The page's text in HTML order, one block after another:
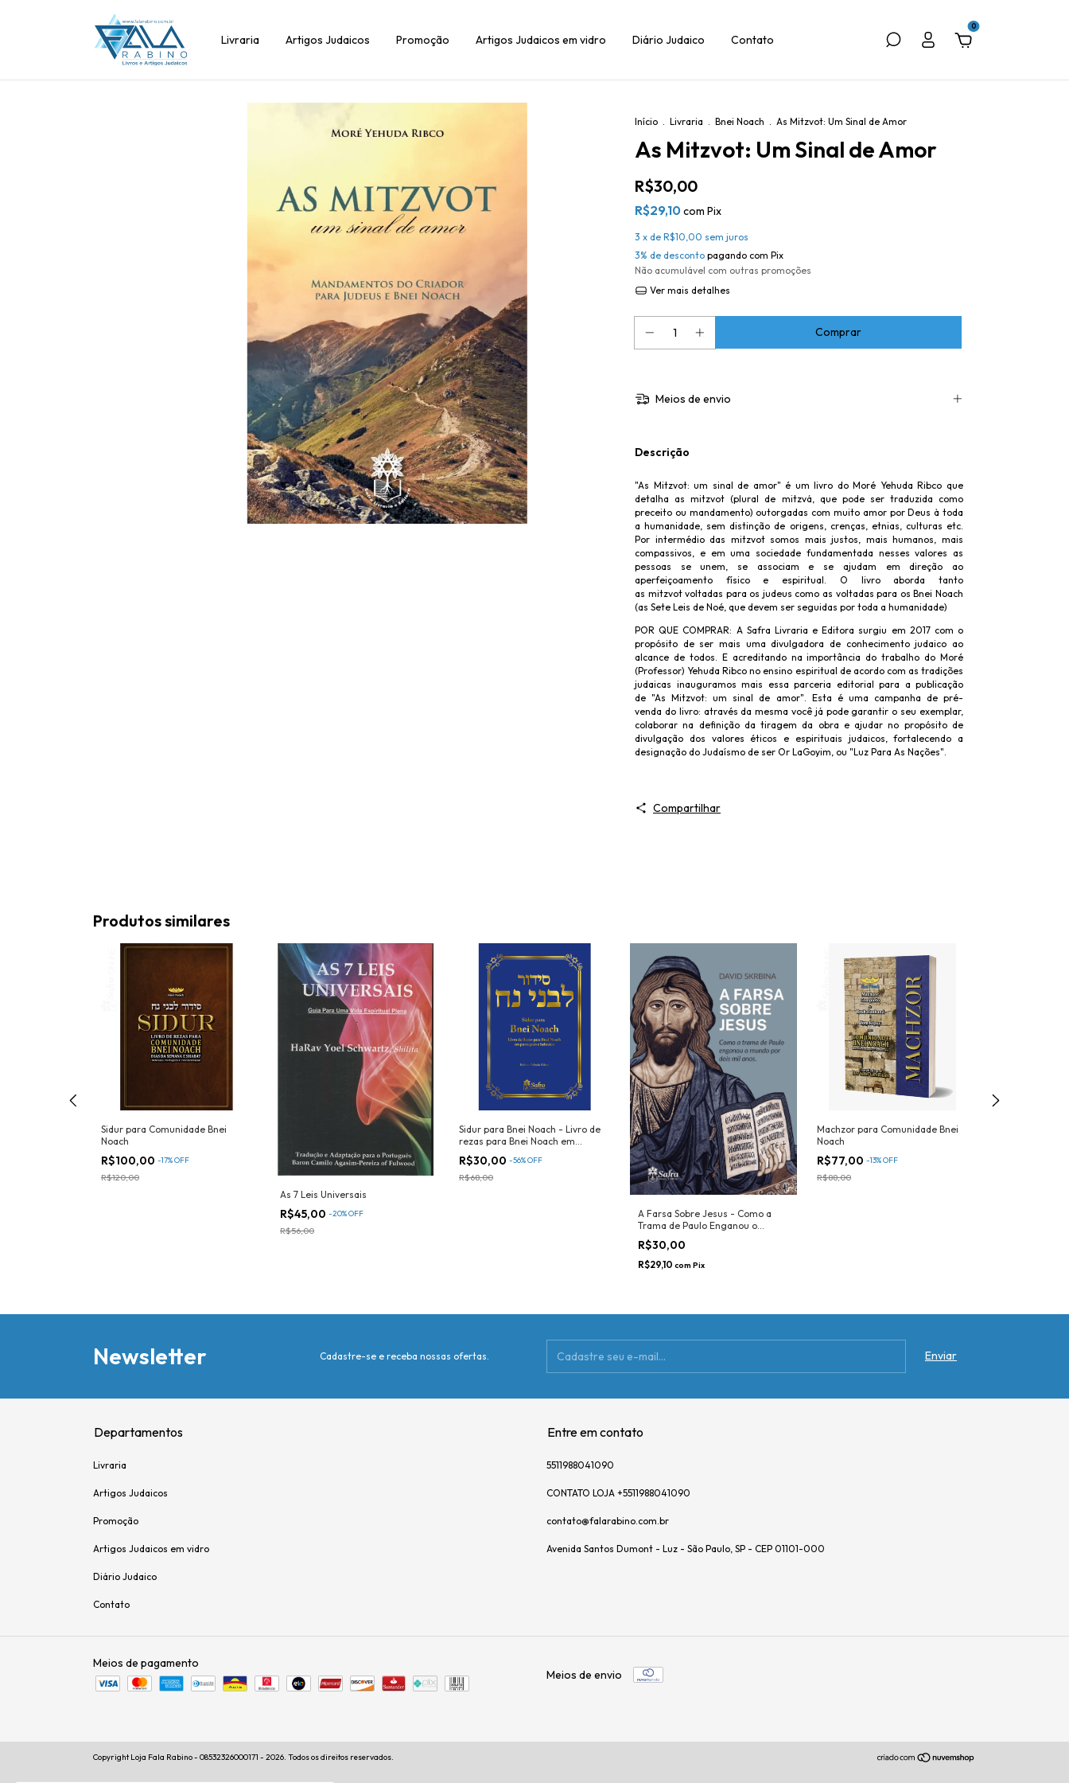
Livraria Artigos Judaicos Promoção Artigos Judaicos em vidro Diário Judaico Contato
0
Início . Livraria . Bnei Noach . As Mitzvot: Um Sinal de Amor
As Mitzvot: Um Sinal de Amor
R$30,00
R$29,10com Pix
3 x de R$10,00 sem juros
3% de desconto pagando com Pix
Não acumulável com outras promoções
Ver mais detalhes
Meios de envio
Descrição
"As Mitzvot: um sinal de amor" é um livro do Moré Yehuda Ribco que
detalha as mitzvot (plural de mitzvá, que pode ser traduzida como
preceito ou mandamento) outorgadas com muito amor por Deus à toda
a humanidade, sem distinção de origens, crenças, etnias, culturas etc.
Por intermédio das mitzvot somos mais justos, mais humanos, mais
compassivos, e em uma sociedade fundamentada nesses valores as
pessoas se unem, se associam e se ajudam em direção ao
aperfeiçoamento físico e espiritual. O livro aborda tanto
as mitzvot voltadas para os judeus como as voltadas para os Bnei Noach
(as Sete Leis de Noé, que devem ser seguidas por toda a humanidade)
POR QUE COMPRAR: A Safra Livraria e Editora surgiu em 2017 com o
propósito de ser mais uma divulgadora de conhecimento judaico ao
alcance de todos. E acreditando na importância do trabalho do Moré
(Professor) Yehuda Ribco no ensino espiritual de acordo com as tradições
judaicas inauguramos mais essa parceria editorial para a publicação
de "As Mitzvot: um sinal de amor". Esta é uma campanha de pré-
venda do livro: através da mesma você já pode garantir o seu exemplar,
colaborar na definição da tiragem da obra e ajudar no propósito de
divulgação dos valores éticos e espirituais judaicos, fortalecendo a
designação do Judaísmo de ser Or LaGoyim, ou "Luz Para As Nações".
Compartilhar
Produtos similares
Sidur para Comunidade Bnei
Noach
R$100,00 -17%OFF
R$120,00
As 7 Leis Universais
R$45,00 -20%OFF
R$56,00
Sidur para Bnei Noach - Livro de
rezas para Bnei Noach em
português e hebraico
R$30,00 -56%OFF
R$68,00
A Farsa Sobre Jesus - Como a
Trama de Paulo Enganou o
Mundo por Dois Mil Anos.
R$30,00
R$29,10 com Pix
Machzor para Comunidade Bnei
Noach
R$77,00 -13%OFF
R$88,00
Newsletter Cadastre-se e receba nossas ofertas.
Departamentos
Livraria
Artigos Judaicos
Promoção
Artigos Judaicos em vidro
Diário Judaico
Contato
Entre em contato
5511988041090
CONTATO LOJA +5511988041090
contato@falarabino.com.br
Avenida Santos Dumont - Luz - São Paulo, SP - CEP 01101-000
Meios de pagamento
Meios de envio
Copyright Loja Fala Rabino - 08532326000171 - 2026. Todos os direitos reservados.